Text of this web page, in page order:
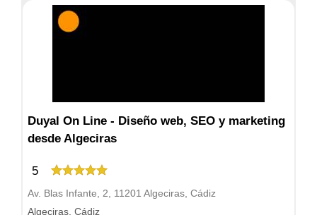
Duyal On Line - Diseño web, SEO y marketing
desde Algeciras
5
Av. Blas Infante, 2, 11201 Algeciras, Cádiz
Algeciras, Cádiz